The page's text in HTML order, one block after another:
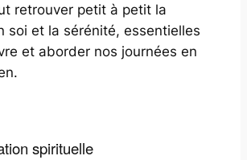
retrouver petit à petit la
soi et la sérénité, essentielles
et aborder nos journées en
spirituelle